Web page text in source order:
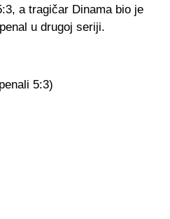
a tragičar Dinama bio je
u drugoj seriji.
5:3)